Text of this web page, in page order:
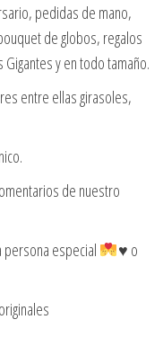
pedidas de mano,
de globos, regalos
y en todo tamaño.
entre ellas girasoles,
de nuestro
especial
♥️ o